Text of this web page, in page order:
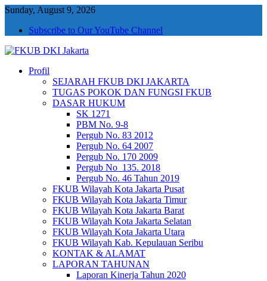
Sunday, August 9, 2026
Subscribe to Our YouTube Channel
FKUB DKI Jakarta
Jakarta Aman, Jakarta Damai dan Rukun
Profil
SEJARAH FKUB DKI JAKARTA
TUGAS POKOK DAN FUNGSI FKUB
DASAR HUKUM
SK 1271
PBM No. 9-8
Pergub No. 83 2012
Pergub No. 64 2007
Pergub No. 170 2009
Pergub No_135. 2018
Pergub No. 46 Tahun 2019
FKUB Wilayah Kota Jakarta Pusat
FKUB Wilayah Kota Jakarta Timur
FKUB Wilayah Kota Jakarta Barat
FKUB Wilayah Kota Jakarta Selatan
FKUB Wilayah Kota Jakarta Utara
FKUB Wilayah Kab. Kepulauan Seribu
KONTAK & ALAMAT
LAPORAN TAHUNAN
Laporan Kinerja Tahun 2020